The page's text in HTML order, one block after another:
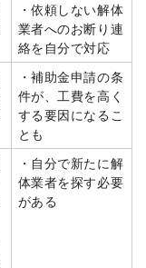
・依頼しない解体
業者へのお断り連
絡を自分で対応
・補助金申請の条
件が、工費を高く
する要因になるこ
とも
・自分で新たに解
体業者を探す必要
がある